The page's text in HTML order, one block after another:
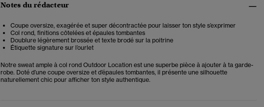
Notes du rédacteur
Coupe oversize, exagérée et super décontractée pour laisser ton style s’exprimer
Col rond, finitions côtelées et épaules tombantes
Doublure légèrement brossée et texte brodé sur la poitrine
Étiquette signature sur l’ourlet
Notre sweat ample à col rond Outdoor Location est une superbe pièce à ajouter à ta garde-
robe. Doté d’une coupe oversize et d’épaules tombantes, il présente une silhouette
naturellement chic pour afficher ton style authentique.